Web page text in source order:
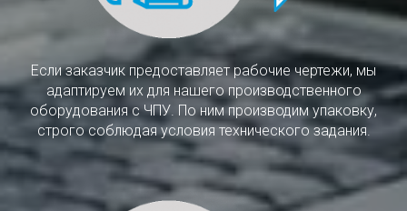
Если заказчик предоставляет рабочие чертежи, мы
адаптируем их для нашего производственного
оборудования с ЧПУ. По ним производим упаковку,
строго соблюдая условия технического задания.